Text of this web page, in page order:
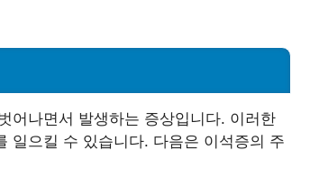
어나면서 발생하는 증상입니다. 이러한
일으킬 수 있습니다. 다음은 이석증의 주